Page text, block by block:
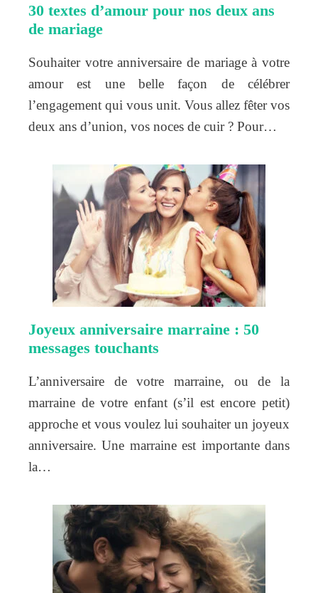
30 textes d’amour pour nos deux ans
de mariage
Souhaiter votre anniversaire de mariage à votre
amour est une belle façon de célébrer
l’engagement qui vous unit. Vous allez fêter vos
deux ans d’union, vos noces de cuir ? Pour…
Joyeux anniversaire marraine : 50
messages touchants
L’anniversaire de votre marraine, ou de la
marraine de votre enfant (s’il est encore petit)
approche et vous voulez lui souhaiter un joyeux
anniversaire. Une marraine est importante dans
la…